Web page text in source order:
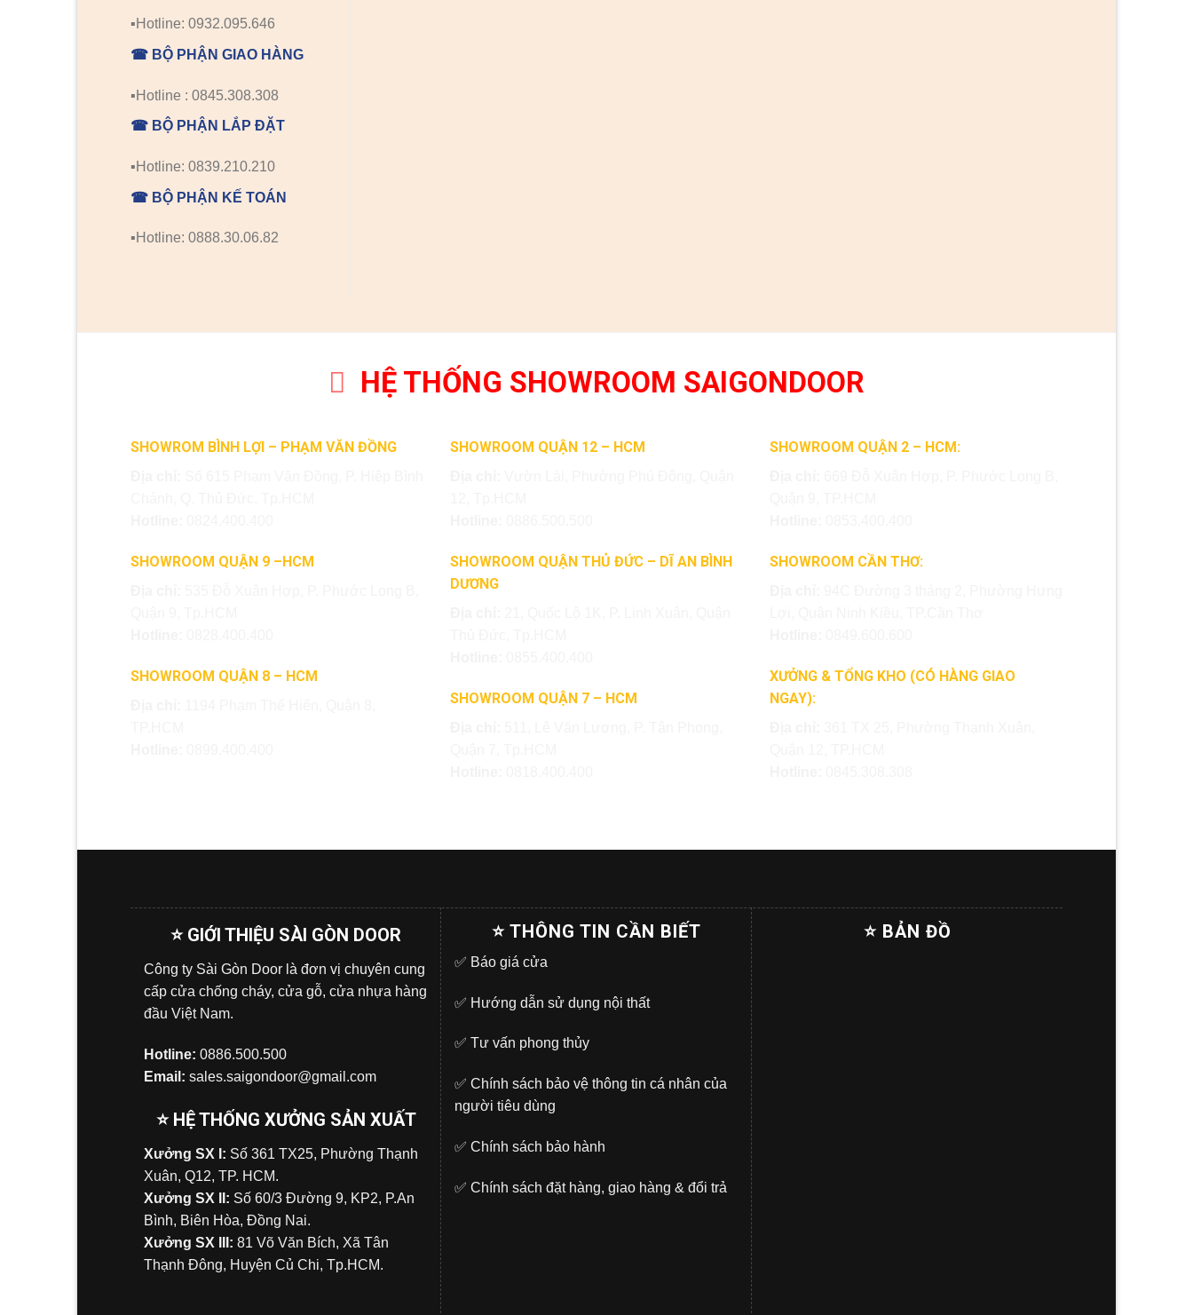
▪️Hotline: 0932.095.646
☎ BỘ PHẬN GIAO HÀNG
▪️Hotline : 0845.308.308
☎ BỘ PHẬN LẮP ĐẶT
▪️Hotline: 0839.210.210
☎ BỘ PHẬN KẾ TOÁN
▪️Hotline: 0888.30.06.82
HỆ THỐNG SHOWROOM SAIGONDOOR
SHOWROM BÌNH LỢI – PHẠM VĂN ĐỒNG
SHOWROOM QUẬN 9 –HCM
SHOWROOM QUẬN 8 – HCM
SHOWROOM QUẬN 12 – HCM
SHOWROOM QUẬN THỦ ĐỨC – DĨ AN BÌNH
DƯƠNG
SHOWROOM QUẬN 7 – HCM
SHOWROOM QUẬN 2 – HCM:
SHOWROOM CẦN THƠ:
XƯỞNG & TỔNG KHO (CÓ HÀNG GIAO
NGAY):
⭐ GIỚI THIỆU SÀI GÒN DOOR
Công ty Sài Gòn Door là đơn vị chuyên cung
cấp cửa chống cháy, cửa gỗ, cửa nhựa hàng
đầu Việt Nam.
Hotline: 0886.500.500
Email: sales.saigondoor@gmail.com
⭐ HỆ THỐNG XƯỞNG SẢN XUẤT
Xưởng SX I: Số 361 TX25, Phường Thạnh
Xuân, Q12, TP. HCM.
Xưởng SX II: Số 60/3 Đường 9, KP2, P.An
Bình, Biên Hòa, Đồng Nai.
Xưởng SX III: 81 Võ Văn Bích, Xã Tân
Thạnh Đông, Huyện Củ Chi, Tp.HCM.
⭐ THÔNG TIN CẦN BIẾT
✅ Báo giá cửa
✅ Hướng dẫn sử dụng nội thất
✅ Tư vấn phong thủy
✅ Chính sách bảo vệ thông tin cá nhân của
người tiêu dùng
✅ Chính sách bảo hành
✅ Chính sách đặt hàng, giao hàng & đổi trả
⭐ BẢN ĐỒ